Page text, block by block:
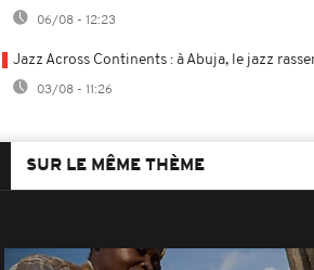
06/08 - 12:23
Jazz Across Continents : à Abuja, le jazz
03/08 - 11:26
SUR LE MÊME THÈME